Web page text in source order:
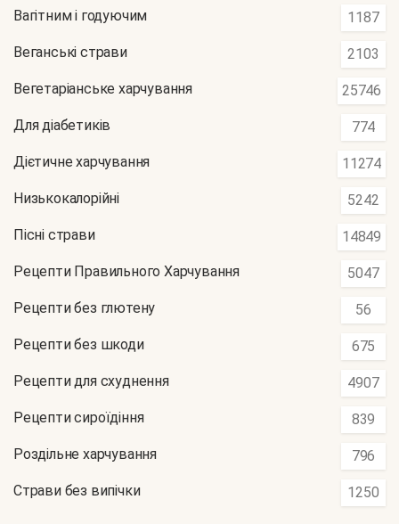
Вагітним і годуючим 1187
Веганські страви 2103
Вегетаріанське харчування 25746
Для діабетиків 774
Дієтичне харчування 11274
Низькокалорійні 5242
Пісні страви 14849
Рецепти Правильного Харчування 5047
Рецепти без глютену 56
Рецепти без шкоди 675
Рецепти для схуднення 4907
Рецепти сироїдіння 839
Роздільне харчування 796
Страви без випічки 1250